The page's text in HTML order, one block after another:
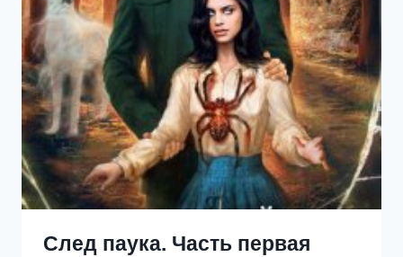
След паука. Часть первая